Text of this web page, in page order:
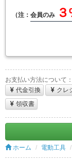
（注： 会員のみ
お支払い方法について：
代金引換
クレ
領収書
ホーム 電動工具